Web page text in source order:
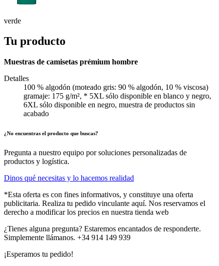
verde
Tu producto
Muestras de camisetas prémium hombre
Detalles
100 % algodón (moteado gris: 90 % algodón, 10 % viscosa)
gramaje: 175 g/m², * 5XL sólo disponible en blanco y negro,
6XL sólo disponible en negro, muestra de productos sin
acabado
¿No encuentras el producto que buscas?
Pregunta a nuestro equipo por soluciones personalizadas de
productos y logística.
Dinos qué necesitas y lo hacemos realidad
*Esta oferta es con fines informativos, y constituye una oferta
publicitaria. Realiza tu pedido vinculante aquí. Nos reservamos el
derecho a modificar los precios en nuestra tienda web
¿Tienes alguna pregunta? Estaremos encantados de responderte.
Simplemente llámanos. +34 914 149 939
¡Esperamos tu pedido!